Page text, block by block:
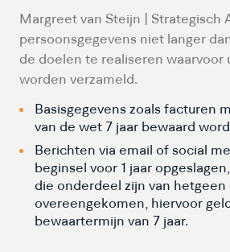
Margreet van Steijn | Strategisch
persoonsgegevens niet langer
de doelen te realiseren waarvoor
worden verzameld.
Basisgegevens zoals facturen
van de wet 7 jaar bewaard
Berichten via email of social
beginsel voor 1 jaar
die onderdeel zijn van hetgeen
overeengekomen, hiervoor
bewaartermijn van 7 jaar.